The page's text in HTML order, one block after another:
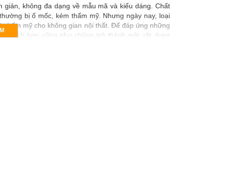
không đa dạng về mẫu mã và kiểu dáng. Chất
bị ố mốc, kém thẩm mỹ. Nhưng ngày nay, loại
thẩm mỹ cho không gian nội thất. Để đáp ứng những
ích hơn cũng như chúng trở thành một vật dụng